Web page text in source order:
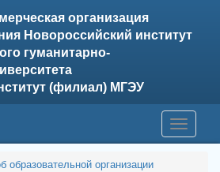
организация
Новороссийский институт
гуманитарно-
(филиал) МГЭУ
Toggle
образовательной организации